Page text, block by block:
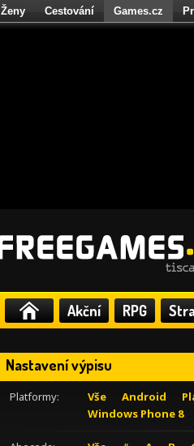
Akční RPG
Nastavení výpisu
Platformy: Vše Android
Windows Phone 8
Ženy Cestování Games.cz